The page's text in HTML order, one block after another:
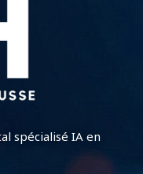
spécialisé IA en